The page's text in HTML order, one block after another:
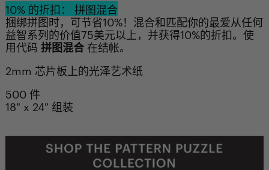
10% 的折扣： 拼图混合
捆绑拼图时，可节省10%！混合和匹配你的最爱从任何
益智系列的价值75美元以上，并获得10%的折扣。使
用代码 拼图混合 在结帐。
2mm 芯片板上的光泽艺术纸
500 件
18" x 24" 组装